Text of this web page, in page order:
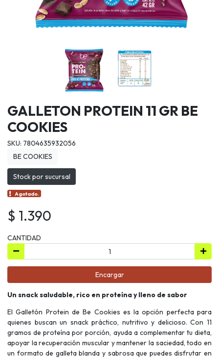
GALLETON PROTEIN 11 GR BE
COOKIES
SKU: 7804635932056
BE COOKIES
Stock por sucursal
Agotado.
$ 1.390
CANTIDAD
Encargar
Un snack saludable, rico en proteína y lleno de sabor
El Galletón Protein de Be Cookies es la opción perfecta para
quienes buscan un snack práctico, nutritivo y delicioso. Con 11
gramos de proteína por porción, ayuda a complementar tu dieta,
apoyar la recuperación muscular y mantener la saciedad, todo en
un formato de galleta blanda y sabrosa que puedes disfrutar en